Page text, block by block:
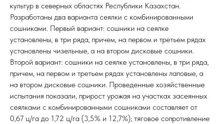
культур в северных областях Республики Казахстан.
Разработаны два варианта сеялки с комбинированными
сошниками. Первый вариант: сошники на сеялке
установлены, в три ряда, причем, на первом и третьем рядах
установлены чизельные, а на втором дисковые сошники.
Второй вариант: сошники на сеялке установлены, в три ряда,
причем, на первом и третьем рядах установлены лаповые, а
на втором дисковые сошники. Проведенные хозяйственные
испытания показали, прирост урожая на участках засеянных
сеялками с комбинированными сошниками составляет от
0,67 ц/га до 1,72 ц/га (3,5% и 12,7%); тяговое сопротивление